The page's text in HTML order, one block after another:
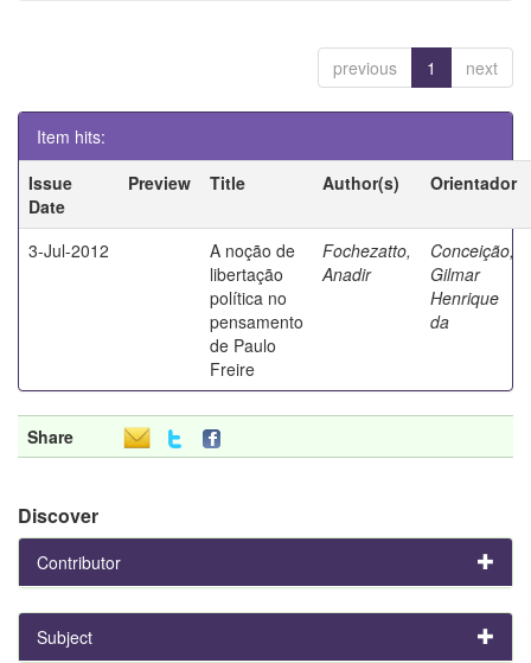
previous 1 next
Item hits:
Issue
Date
Preview Title Author(s) Orientador
3-Jul-2012
A noção de
libertação
política no
pensamento
de Paulo
Freire
Fochezatto,
Anadir
Conceição,
Gilmar
Henrique
da
Share
Discover
Contributor
Subject